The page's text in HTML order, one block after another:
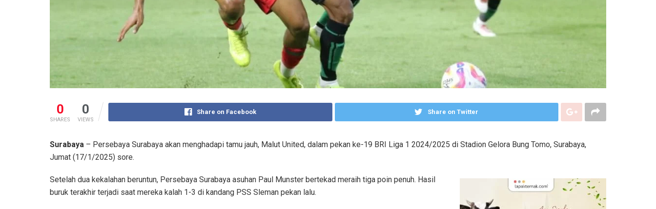
0
SHARES
0
VIEWS
Share on Facebook Share on Twitter
Surabaya – Persebaya Surabaya akan menghadapi tamu jauh, Malut United, dalam pekan ke-19 BRI Liga 1 2024/2025 di Stadion Gelora Bung Tomo, Surabaya,
Jumat (17/1/2025) sore.
Setelah dua kekalahan beruntun, Persebaya Surabaya asuhan Paul Munster bertekad meraih tiga poin penuh. Hasil
buruk terakhir terjadi saat mereka kalah 1-3 di kandang PSS Sleman pekan lalu.